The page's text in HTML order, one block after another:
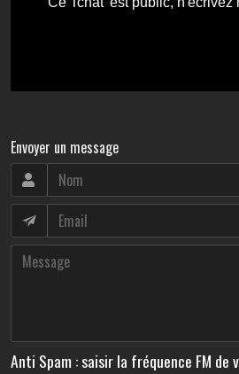
Envoyer un message
Anti Spam : saisir la fréquence FM de